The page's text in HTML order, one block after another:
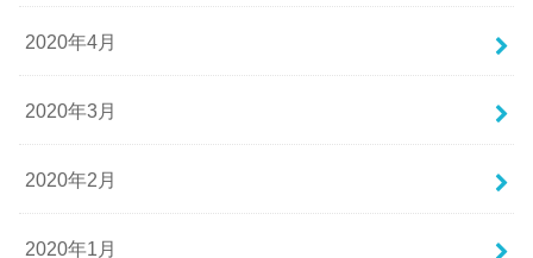
2020年4月
2020年3月
2020年2月
2020年1月